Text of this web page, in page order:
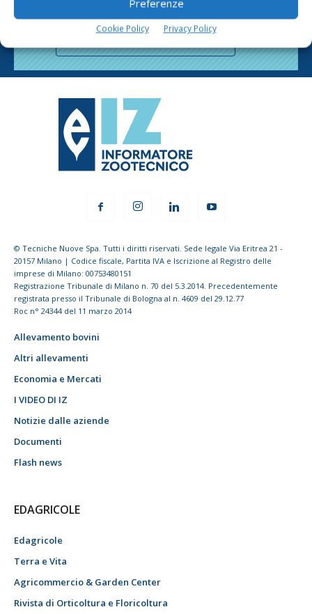
Preferenze
Cookie Policy Privacy Policy
© Tecniche Nuove Spa. Tutti i diritti riservati. Sede legale Via Eritrea 21 -
20157 Milano | Codice fiscale, Partita IVA e Iscrizione al Registro delle
imprese di Milano: 00753480151
Registrazione Tribunale di Milano n. 70 del 5.3.2014. Precedentemente
registrata presso il Tribunale di Bologna al n. 4609 del 29.12.77
Roc n° 24344 del 11 marzo 2014
Allevamento bovini
Altri allevamenti
Economia e Mercati
I VIDEO DI IZ
Notizie dalle aziende
Documenti
Flash news
EDAGRICOLE
Edagricole
Terra e Vita
Agricommercio & Garden Center
Rivista di Orticoltura e Floricoltura